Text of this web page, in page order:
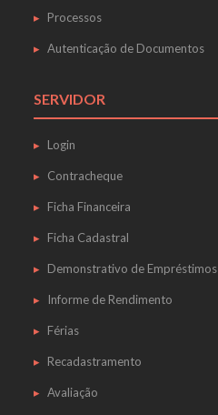
Processos
Autenticação de Documentos
SERVIDOR
Login
Contracheque
Ficha Financeira
Ficha Cadastral
Demonstrativo de Empréstimos
Informe de Rendimento
Férias
Recadastramento
Avaliação